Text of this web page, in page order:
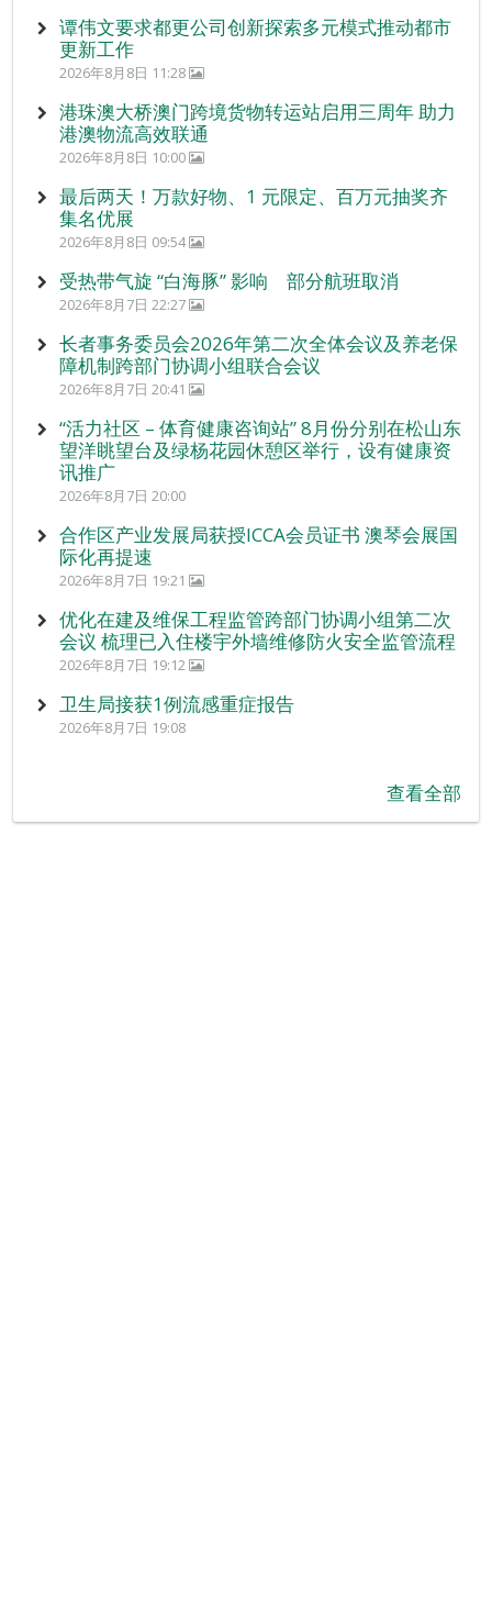
谭伟文要求都更公司创新探索多元模式推动都市
更新工作
2026年8月8日 11:28
港珠澳大桥澳门跨境货物转运站启用三周年 助力
港澳物流高效联通
2026年8月8日 10:00
最后两天！万款好物、1 元限定、百万元抽奖齐
集名优展
2026年8月8日 09:54
受热带气旋 “白海豚” 影响 部分航班取消
2026年8月7日 22:27
长者事务委员会2026年第二次全体会议及养老保
障机制跨部门协调小组联合会议
2026年8月7日 20:41
“活力社区 – 体育健康咨询站” 8月份分别在松山东
望洋眺望台及绿杨花园休憩区举行，设有健康资
讯推广
2026年8月7日 20:00
合作区产业发展局获授ICCA会员证书 澳琴会展国
际化再提速
2026年8月7日 19:21
优化在建及维保工程监管跨部门协调小组第二次
会议 梳理已入住楼宇外墙维修防火安全监管流程
2026年8月7日 19:12
卫生局接获1例流感重症报告
2026年8月7日 19:08
查看全部